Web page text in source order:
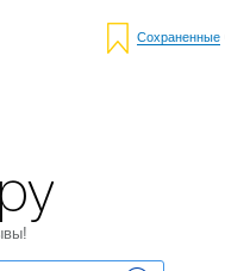
Сохраненные